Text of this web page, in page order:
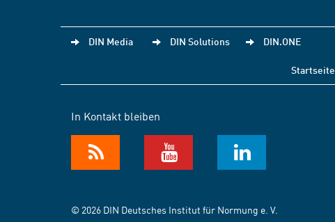
DIN Media DIN Solutions DIN.ONE
Startseite
In Kontakt bleiben
© 2026 DIN Deutsches Institut für Normung e. V.